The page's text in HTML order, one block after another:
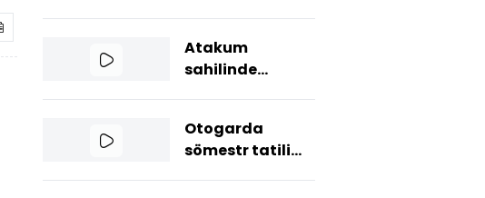
Atakum
sahilinde
Otogarda
sömestr tatili